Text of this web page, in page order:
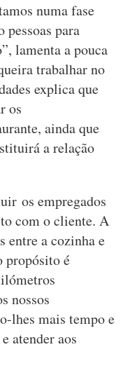
numa fase
para
lamenta a pouca
trabalhar no
explica que
os
ainda que
a relação
os empregados
com o cliente. A
entre a cozinha e
propósito é
nossos
lhes mais tempo e
atender aos